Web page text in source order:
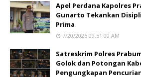
Apel Perdana Kapolres
Gunarto Tekankan
Prima
7/20/2026 09:51:00 AM
Satreskrim Polres
Golok dan Potongan
Pengungkapan